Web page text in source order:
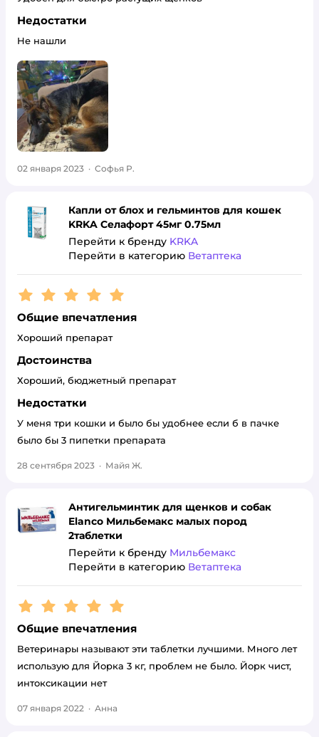
Недостатки
Не нашли
02 января 2023 · Софья Р.
Капли от блох и гельминтов для кошек
KRKA Селафорт 45мг 0.75мл
Перейти к бренду KRKA
Перейти в категорию Ветаптека
Рейтинг:5
Общие впечатления
Хороший препарат
Достоинства
Хороший, бюджетный препарат
Недостатки
У меня три кошки и было бы удобнее если б в пачке
было бы 3 пипетки препарата
28 сентября 2023 · Майя Ж.
Антигельминтик для щенков и собак
Elanco Мильбемакс малых пород
2таблетки
Перейти к бренду Мильбемакс
Перейти в категорию Ветаптека
Рейтинг:5
Общие впечатления
Ветеринары называют эти таблетки лучшими. Много лет
использую для Йорка 3 кг, проблем не было. Йорк чист,
интоксикации нет
07 января 2022 · Анна